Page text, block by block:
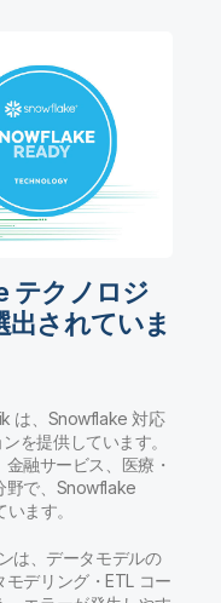
テクノロジ
出されていま
は、Snowflake 対応
を提供しています。
融サービス、医療・
野で、Snowflake
ます。
は、データモデルの
デリング・ETL コー